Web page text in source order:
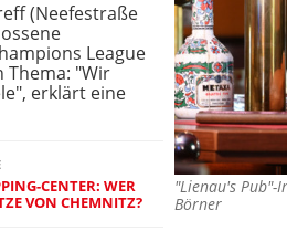
"Lienau's
Börner
(Neefestraße
League
Thema: "Wir
erklärt eine
CENTER: WER
VON CHEMNITZ?